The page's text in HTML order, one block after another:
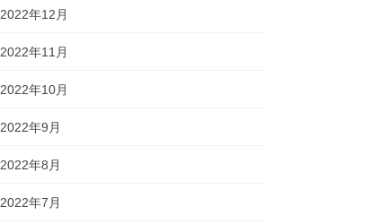
2022年12月
2022年11月
2022年10月
2022年9月
2022年8月
2022年7月